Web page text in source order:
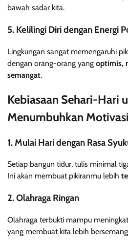
bawah sadar kita.
5. Kelilingi Diri dengan Energi
Lingkungan sangat memengaruhi
dengan orang-orang yang optimis,
semangat.
Kebiasaan Sehari-Hari
Menumbuhkan
1. Mulai Hari dengan Rasa
Setiap bangun tidur, tulis minimal
Ini akan membuat pikiranmu lebih
2. Olahraga Ringan
Olahraga terbukti mampu
yang membuat kita lebih